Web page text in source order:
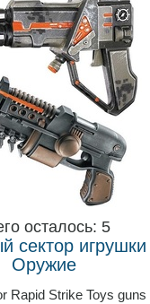
осталось: 5
сектор игрушки
Оружие
Rapid Strike Toys guns